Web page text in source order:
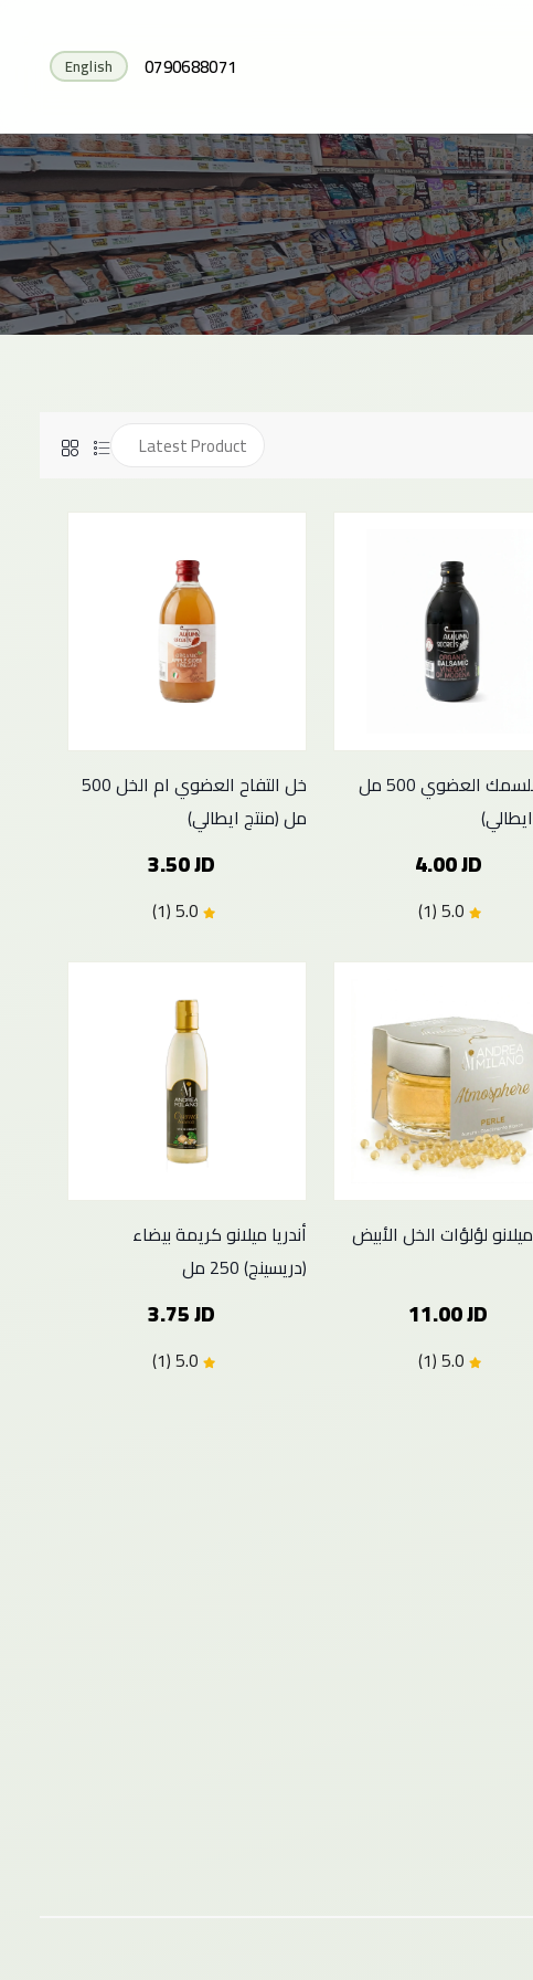
0790688071
English
خل البلسمك العضوي 500 مل
4.00 JD
خل التفاح العضوي ام الخل 500
مل (منتج ايطالي)
3.50 JD
ميلانو لؤلؤات الخل الأبيض
11.00 JD
أندريا ميلانو كريمة بيضاء
(دريسينج) 250 مل
3.75 JD